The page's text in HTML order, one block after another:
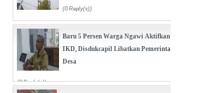
(0 Reply(s))
Baru 5 Persen Warga Ngawi Aktifkan
IKD, Disdukcapil Libatkan Pemerintah
Desa
(0 Reply(s))